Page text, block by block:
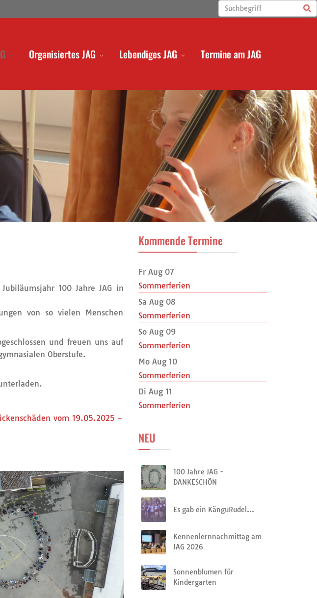
Organisiertes JAG Lebendiges JAG Termine am JAG
100 Jahre JAG in
von so vielen Menschen
und freuen uns auf
Oberstufe.
vom 19.05.2025 –
Kommende Termine
Fr Aug 07
Sommerferien
Sa Aug 08
Sommerferien
So Aug 09
Sommerferien
Mo Aug 10
Sommerferien
Di Aug 11
Sommerferien
NEU
100 Jahre JAG -
DANKESCHÖN
Es gab ein KänguRudel…
Kennenlernnachmittag am
JAG 2026
Sonnenblumen für
Kindergarten